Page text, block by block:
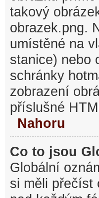
takový
obrazek.png.
umístěné na
stanice) nebo
schránky
zobrazení
příslušné
Nahoru
Co to jsou
Globální
si měli přečíst